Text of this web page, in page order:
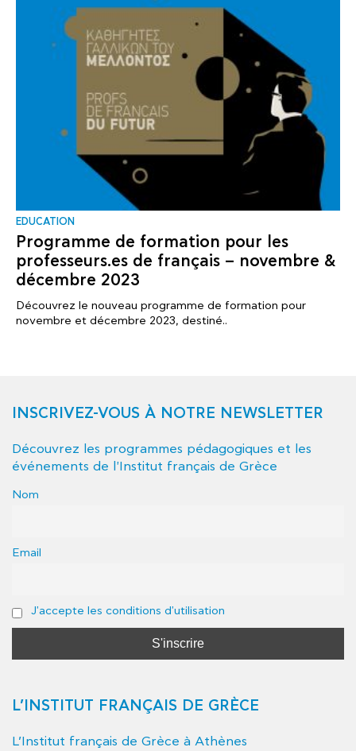
EDUCATION
Programme de formation pour les
professeurs.es de français – novembre &
décembre 2023
Découvrez le nouveau programme de formation pour
novembre et décembre 2023, destiné..
INSCRIVEZ-VOUS À NOTRE NEWSLETTER
Découvrez les programmes pédagogiques et les
événements de l'Institut français de Grèce
Nom
Email
J'accepte les conditions d'utilisation
L’INSTITUT FRANÇAIS DE GRÈCE
L’Institut français de Grèce à Athènes